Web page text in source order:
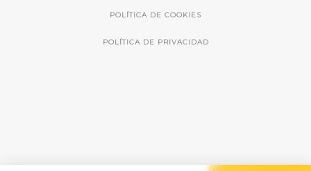
POLÍTICA DE COOKIES
POLÍTICA DE PRIVACIDAD